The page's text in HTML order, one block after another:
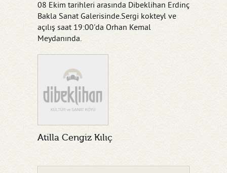
08 Ekim tarihleri arasında Dibeklihan Erdinç
Bakla Sanat Galerisinde.Sergi kokteyl ve
açılış saat 19:00'da Orhan Kemal
Meydanında.
Atilla Cengiz Kılıç